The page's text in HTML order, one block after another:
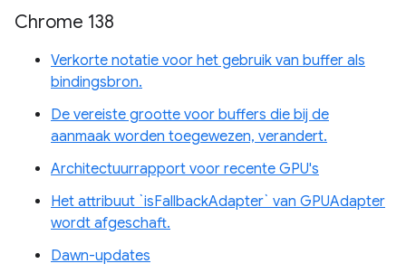
Chrome 138
Verkorte notatie voor het gebruik van buffer als
bindingsbron.
De vereiste grootte voor buffers die bij de
aanmaak worden toegewezen, verandert.
Architectuurrapport voor recente GPU's
Het attribuut `isFallbackAdapter` van GPUAdapter
wordt afgeschaft.
Dawn-updates